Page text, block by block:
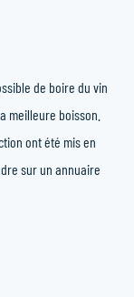
de boire du vin
meilleure boisson.
ont été mis en
sur un annuaire